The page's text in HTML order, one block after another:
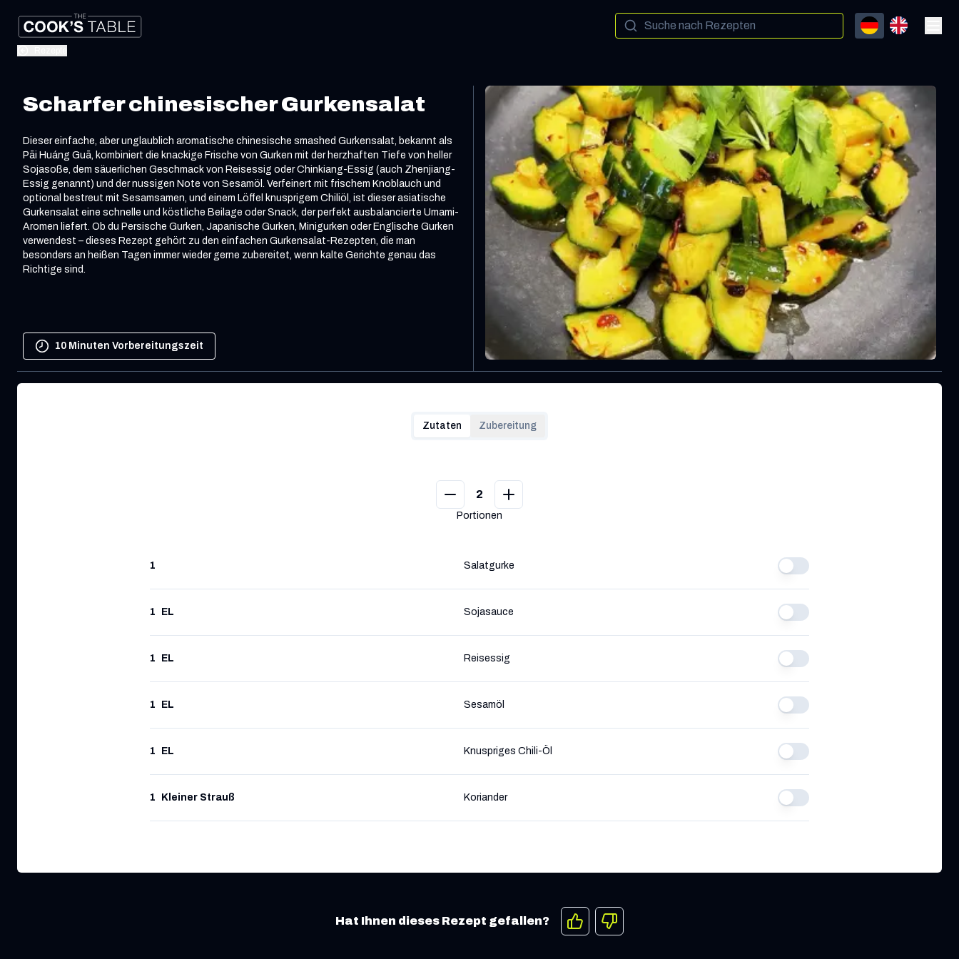
Scharfer chinesischer Gurkensalat
Dieser einfache, aber unglaublich aromatische chinesische smashed Gurkensalat, bekannt als
Pāi Huáng Guā, kombiniert die knackige Frische von Gurken mit der herzhaften Tiefe von heller
Sojasoße, dem säuerlichen Geschmack von Reisessig oder Chinkiang-Essig (auch Zhenjiang-
Essig genannt) und der nussigen Note von Sesamöl. Verfeinert mit frischem Knoblauch und
optional bestreut mit Sesamsamen, und einem Löffel knusprigem Chiliöl, ist dieser asiatische
Gurkensalat eine schnelle und köstliche Beilage oder Snack, der perfekt ausbalancierte Umami-
Aromen liefert. Ob du Persische Gurken, Japanische Gurken, Minigurken oder Englische Gurken
verwendest – dieses Rezept gehört zu den einfachen Gurkensalat-Rezepten, die man
besonders an heißen Tagen immer wieder gerne zubereitet, wenn kalte Gerichte genau das
Richtige sind.
10 Minuten Vorbereitungszeit
Zutaten Zubereitung
2
Portionen
1 Salatgurke
1 EL Sojasauce
1 EL Reisessig
1 EL Sesamöl
1 EL Knuspriges Chili-Öl
1 Kleiner Strauß Koriander
Hat Ihnen dieses Rezept gefallen?